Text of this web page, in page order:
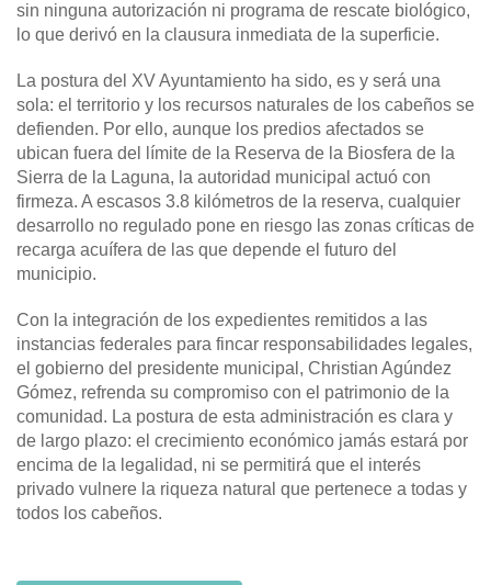
sin ninguna autorización ni programa de rescate biológico,
lo que derivó en la clausura inmediata de la superficie.
La postura del XV Ayuntamiento ha sido, es y será una
sola: el territorio y los recursos naturales de los cabeños se
defienden. Por ello, aunque los predios afectados se
ubican fuera del límite de la Reserva de la Biosfera de la
Sierra de la Laguna, la autoridad municipal actuó con
firmeza. A escasos 3.8 kilómetros de la reserva, cualquier
desarrollo no regulado pone en riesgo las zonas críticas de
recarga acuífera de las que depende el futuro del
municipio.
Con la integración de los expedientes remitidos a las
instancias federales para fincar responsabilidades legales,
el gobierno del presidente municipal, Christian Agúndez
Gómez, refrenda su compromiso con el patrimonio de la
comunidad. La postura de esta administración es clara y
de largo plazo: el crecimiento económico jamás estará por
encima de la legalidad, ni se permitirá que el interés
privado vulnere la riqueza natural que pertenece a todas y
todos los cabeños.